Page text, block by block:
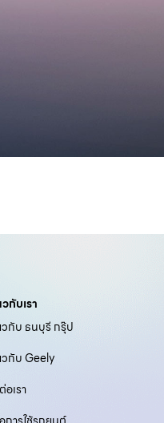
กับเรา
วกับ ธนบุรี กรุ๊ป
วกับ Geely
เรา